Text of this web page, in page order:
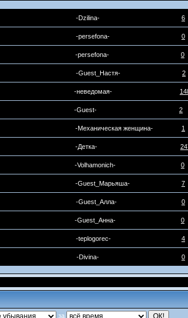
-Dzilina- 6
-persefona- 0
-persefona- 0
-Guest_Настя- 2
-неведомая-
-Guest- 2
-Механическая женщина- 1
-Детка-
-Volhamonich- 0
-Guest_Марьяша- 7
-Guest_Алла- 0
-Guest_Анна- 0
-teplogorec- 4
-Divina- 0
за